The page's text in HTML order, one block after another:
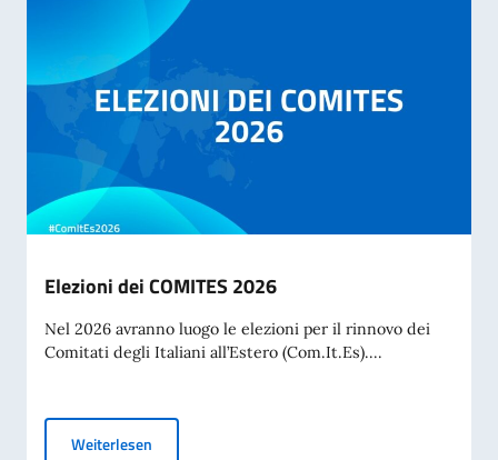
Elezioni dei COMITES 2026
Nel 2026 avranno luogo le elezioni per il rinnovo dei
Comitati degli Italiani all’Estero (Com.It.Es)....
Weiterlesen